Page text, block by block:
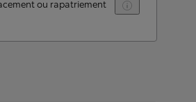
ou rapatriement